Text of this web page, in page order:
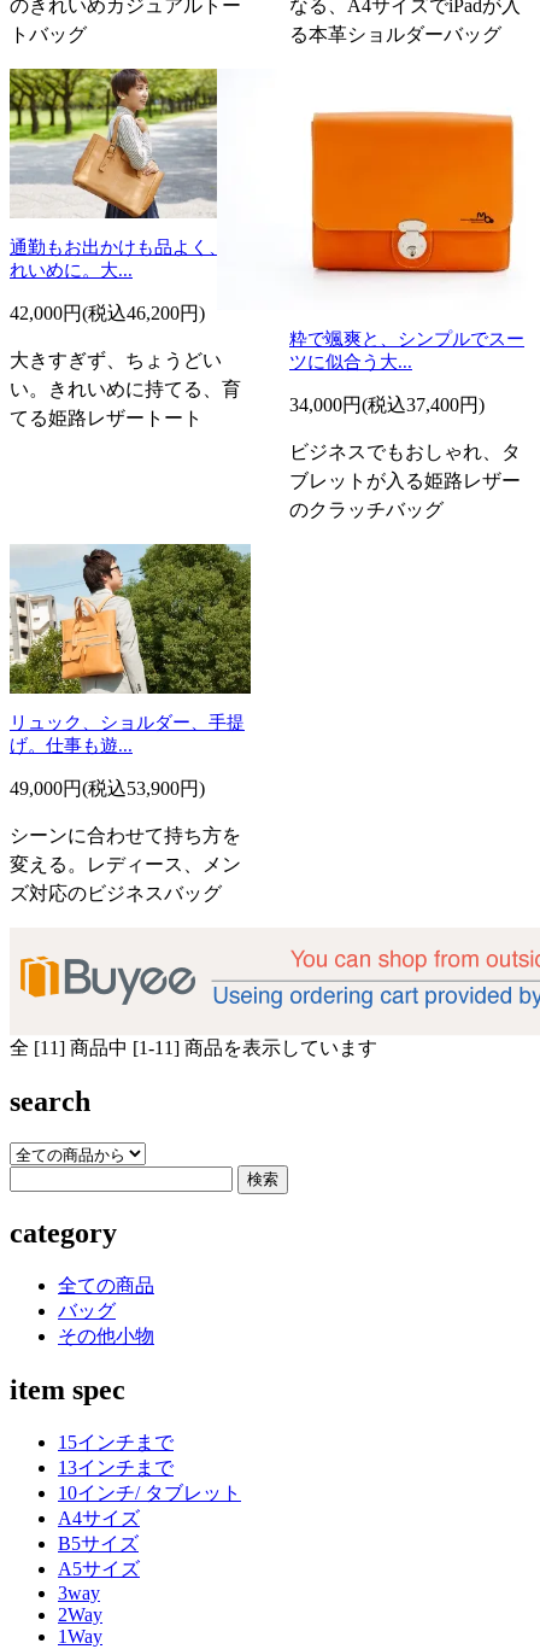
のきれいめカジュアルトー
トバッグ
なる、A4サイズでiPadが入
る本革ショルダーバッグ
通勤もお出かけも品よく、き
れいめに。大...
42,000円(税込46,200円)
大きすぎず、ちょうどい
い。きれいめに持てる、育
てる姫路レザートート
粋で颯爽と、シンプルでスー
ツに似合う大...
34,000円(税込37,400円)
ビジネスでもおしゃれ、タ
ブレットが入る姫路レザー
のクラッチバッグ
リュック、ショルダー、手提
げ。仕事も遊...
49,000円(税込53,900円)
シーンに合わせて持ち方を
変える。レディース、メン
ズ対応のビジネスバッグ
全 [11] 商品中 [1-11] 商品を表示しています
search
category
全ての商品
バッグ
その他小物
item spec
15インチまで
13インチまで
10インチ/ タブレット
A4サイズ
B5サイズ
A5サイズ
3way
2Way
1Way